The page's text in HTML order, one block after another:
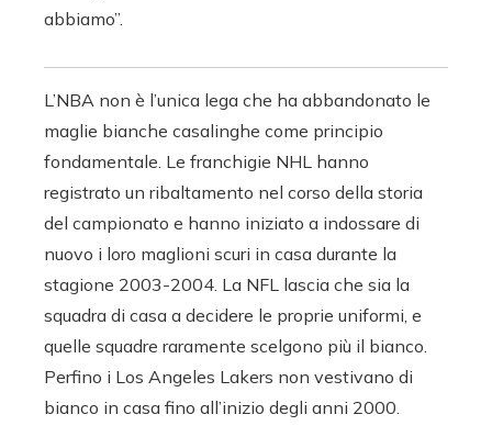
abbiamo”.
L’NBA non è l’unica lega che ha abbandonato le
maglie bianche casalinghe come principio
fondamentale. Le franchigie NHL hanno
registrato un ribaltamento nel corso della storia
del campionato e hanno iniziato a indossare di
nuovo i loro maglioni scuri in casa durante la
stagione 2003-2004. La NFL lascia che sia la
squadra di casa a decidere le proprie uniformi, e
quelle squadre raramente scelgono più il bianco.
Perfino i Los Angeles Lakers non vestivano di
bianco in casa fino all’inizio degli anni 2000.